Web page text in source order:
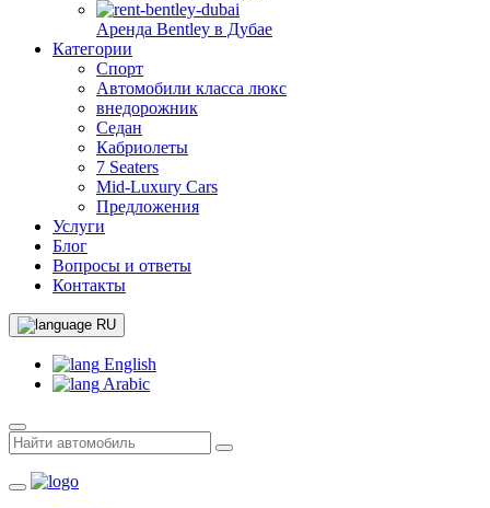
Аренда Bentley в Дубае
Категории
Спорт
Автомобили класса люкс
внедорожник
Седан
Кабриолеты
7 Seaters
Mid-Luxury Cars
Предложения
Услуги
Блог
Вопросы и ответы
Контакты
RU
English
Arabic